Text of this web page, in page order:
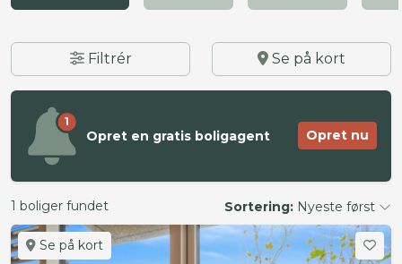
Filtrér Se på kort
1
Opret en gratis boligagent Opret nu
1 boliger fundet Sortering: Nyeste først
Se på kort